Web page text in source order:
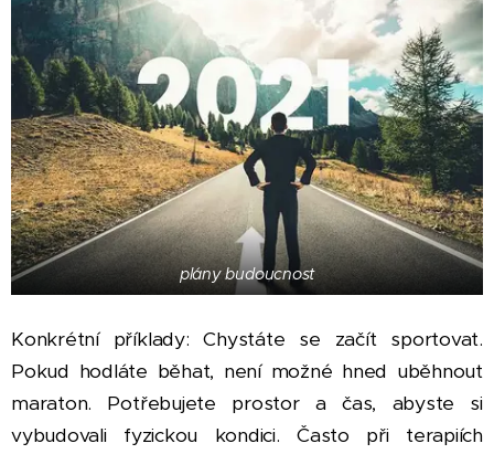
plány budoucnost
Konkrétní příklady: Chystáte se začít sportovat.
Pokud hodláte běhat, není možné hned uběhnout
maraton. Potřebujete prostor a čas, abyste si
vybudovali fyzickou kondici. Často při terapiích